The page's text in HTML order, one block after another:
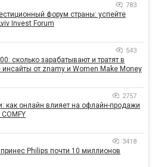
783
форум страны: успейте
Invest Forum
543
сколько зарабатывают и тратят в
инсайты от znamy и Women Make Money
2757
как онлайн влияет на офлайн-продажи
3418
Philips почти 10 миллионов